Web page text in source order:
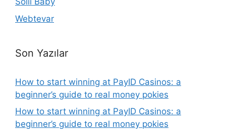
Webtevar
Son Yazılar
How to start winning at PayID Casinos: a
beginner’s guide to real money pokies
How to start winning at PayID Casinos: a
beginner’s guide to real money pokies